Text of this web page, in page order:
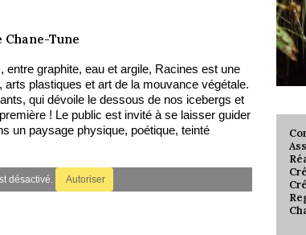
Tune
entre graphite, eau et argile, Racines est une
plastiques et art de la mouvance végétale.
qui dévoile le dessous de nos icebergs et
! Le public est invité à se laisser guider
un paysage physique, poétique, teinté
désactivé. Autoriser